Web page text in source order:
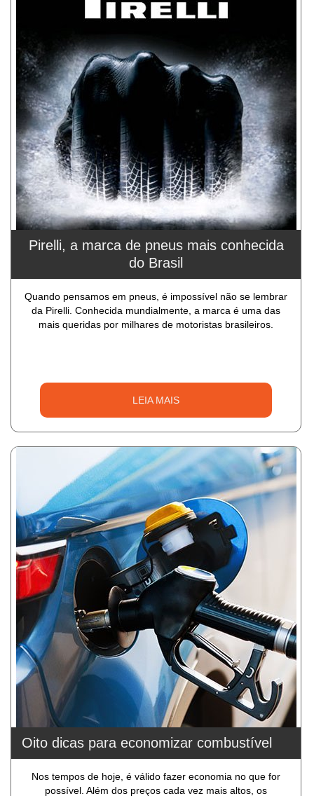
Pirelli, a marca de pneus mais conhecida
do Brasil
Quando pensamos em pneus, é impossível não se lembrar
da Pirelli. Conhecida mundialmente, a marca é uma das
mais queridas por milhares de motoristas brasileiros.
LEIA MAIS
Oito dicas para economizar combustível
Nos tempos de hoje, é válido fazer economia no que for
possível. Além dos preços cada vez mais altos, os